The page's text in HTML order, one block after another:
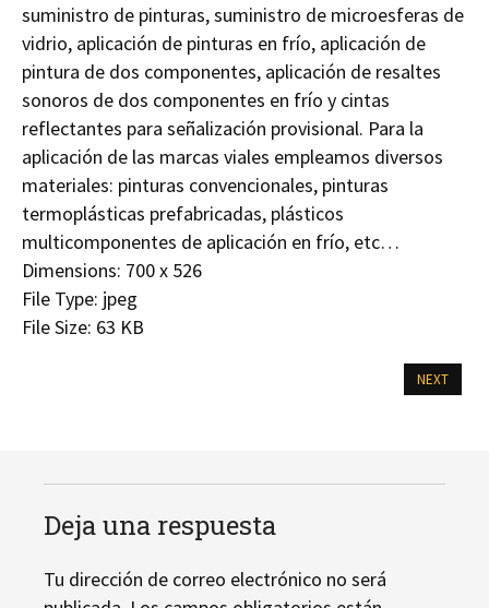
suministro de pinturas, suministro de microesferas de
vidrio, aplicación de pinturas en frío, aplicación de
pintura de dos componentes, aplicación de resaltes
sonoros de dos componentes en frío y cintas
reflectantes para señalización provisional. Para la
aplicación de las marcas viales empleamos diversos
materiales: pinturas convencionales, pinturas
termoplásticas prefabricadas, plásticos
multicomponentes de aplicación en frío, etc…
Dimensions: 700 x 526
File Type: jpeg
File Size: 63 KB
NEXT
Deja una respuesta
Tu dirección de correo electrónico no será